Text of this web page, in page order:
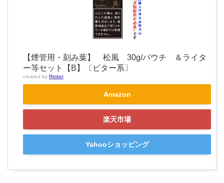
【煙管用・刻み葉】 松風 30g/パウチ ＆ライタ
ー等セット【B】〔ビター系〕
created by Rinker
Amazon
楽天市場
Yahooショッピング